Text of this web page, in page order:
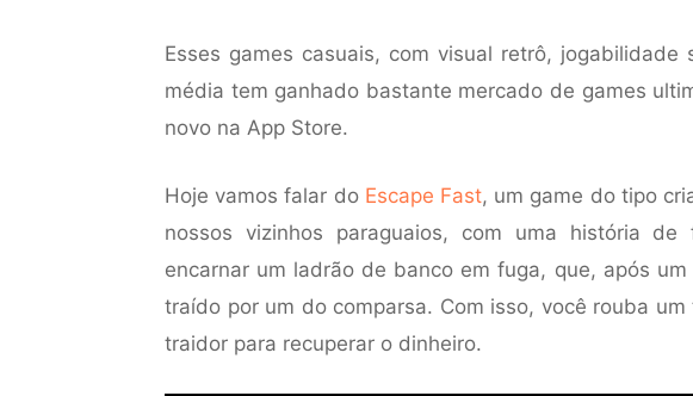
Esses games casuais, com visual retrô,
média tem ganhado bastante mercado de games
novo na App Store.
Hoje vamos falar do Escape Fast, um game do tipo
nossos vizinhos paraguaios, com uma história
encarnar um ladrão de banco em fuga, que, após
traído por um do comparsa. Com isso, você rouba
traidor para recuperar o dinheiro.